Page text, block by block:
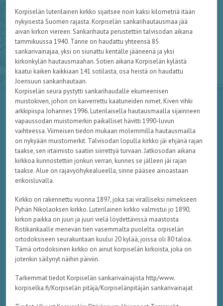
Korpiselän luterilainen kirkko sijaitsee noin kaksi kilometriä itään
nykyisestä Suomen rajasta. Korpiselän sankarihautausmaa jää
aivan kirkon viereen. Sankarihauta perustettiin talvisodan aikana
tammikuussa 1940. Tänne on haudattu yhteensä 85
sankarivainajaa, yksi on siunattu kentälle jääneenä ja yksi
kirkonkylän hautausmaahan. Sotien aikana Korpiselän kylästä
kaatui kaiken kaikkiaan 141 sotilasta, osa heistä on haudattu
Joensuun sankarihautaan.
Korpiselän seura pystytti sankarihaudalle ekumeenisen
muistokiven, johon on kaiverrettu kaatuneiden nimet. Kiven vihki
arkkipiispa Johannes 1996. Luterilaisella hautausmaalla sijainneen
vapaussodan muistomerkin paikalliset hävitti 1990-luvun
vaihteessa. Viimeisen tiedon mukaan molemmilla hautausmailla
on nykyään muistomerkit. Talvisodan lopulla kirkko jäi ehjänä rajan
taakse, sen irtaimisto saatiin siirrettyä turvaan. Jatkosodan aikana
kirkkoa kunnostettiin jonkun verran, kunnes se jälleen jäi rajan
taakse. Alue on rajavyöhykealueella, sinne pääsee ainoastaan
erikoisluvalla.
Kirkko on rakennettu vuonna 1897, joka sai viralliseksi nimekseen
Pyhän Nikolaoksen kirkko. Luterilainen kirkko valmistui jo 1890,
kirkon paikka on juuri ja juuri vielä löydettävissä maastosta
Ristikankaalle menevän tien vasemmalta puolelta. orpiselän
ortodoksiseen seurakuntaan kuului 20 kylää, joissa oli 80 taloa.
Tämä ortodoksinen kirkko on ainut korpiselän kirkoista, joka on
jotenkin säilynyt näihin päiviin.
Tarkemmat tiedot Korpiselän sankarivainajista http/www.
korpiselka.fi/Korpiselän pitäjä/Korpiselänpitäjän sankarivainajat